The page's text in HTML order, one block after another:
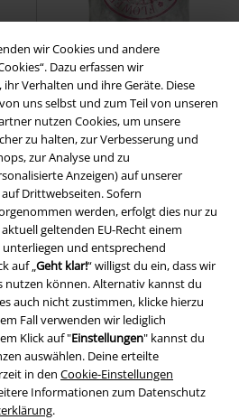
wir Cookies und andere
Dazu erfassen wir
Verhalten und ihre Geräte. Diese
uns selbst und zum Teil von unseren
nutzen Cookies, um unsere
zu halten, zur Verbesserung und
zur Analyse und zu
Anzeigen) auf unserer
Drittwebseiten. Sofern
werden, erfolgt dies nur zu
geltenden EU-Recht einem
und entsprechend
auf „Geht klar!“ willigst du ein, dass wir
nutzen können. Alternativ kannst du
auch nicht zustimmen, klicke hierzu
Fall verwenden wir lediglich
Klick auf "Einstellungen" kannst du
auswählen. Deine erteilte
in den Cookie-Einstellungen
Informationen zum Datenschutz
.
Exklusiv Auch in Plus Size
ab29,99 €
Bambi Batik Bambi